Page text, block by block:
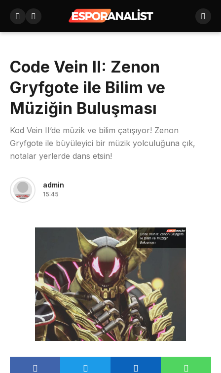
Code Vein II: Zenon
Gryfgote ile Bilim ve
Müziğin Buluşması
Kod Vein II’de müzik ve bilim çatışıyor! Zenon
Gryfgote ile büyüleyici bir müzik yolculuğuna çık,
notalar yerlerde dans etsin!
admin
15:45